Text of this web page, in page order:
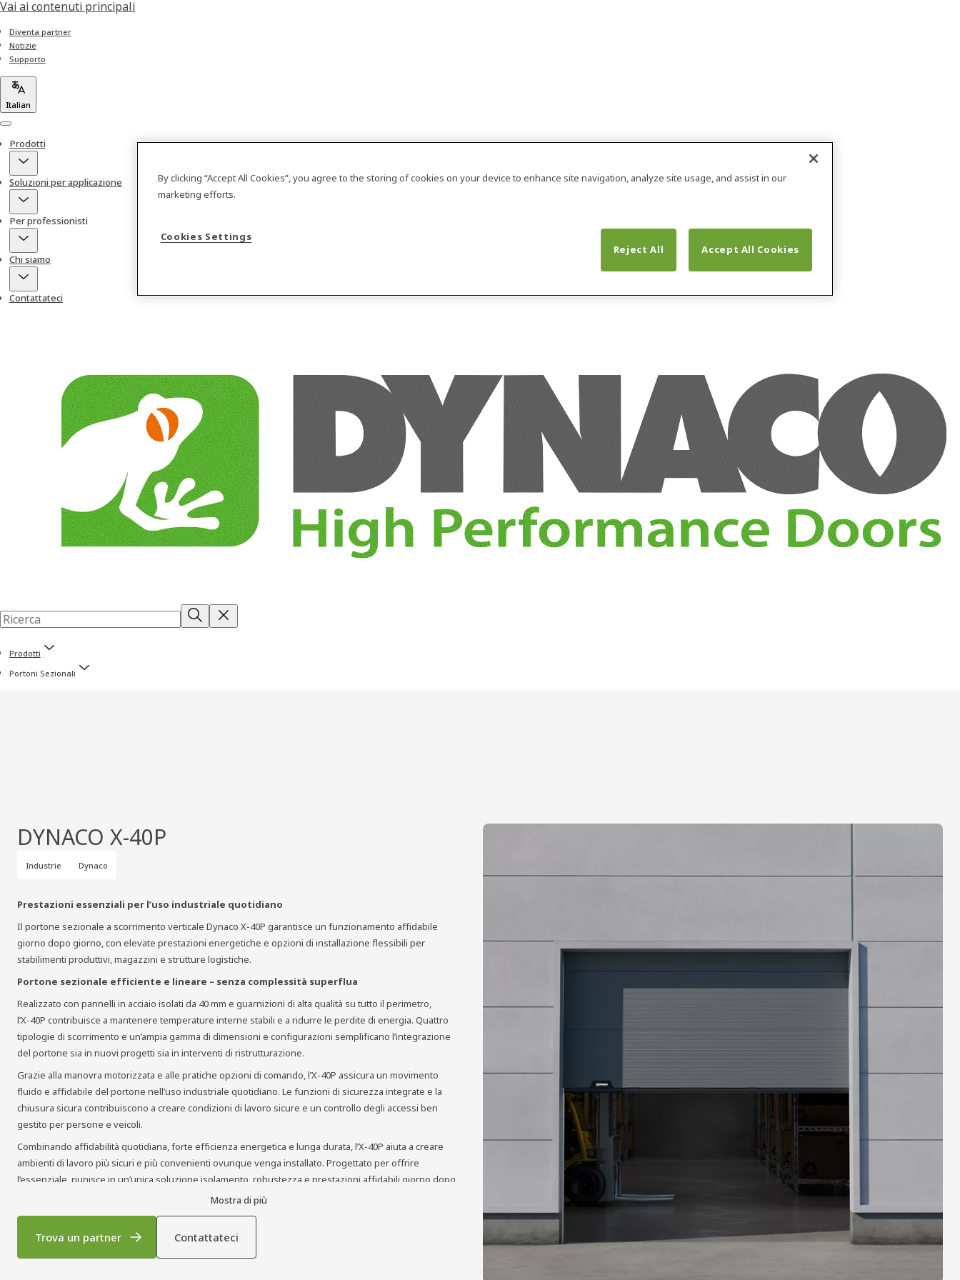
Vai ai contenuti principali
Diventa partner
Notizie
Supporto
Italian
Menu
Prodotti
Soluzioni per applicazione
Per professionisti
Chi siamo
Contattateci
Prodotti
Portoni Sezionali
DYNACO X‑40P
Industrie Dynaco
Prestazioni essenziali per l’uso industriale quotidiano
Il portone sezionale a scorrimento verticale Dynaco X‑40P garantisce un funzionamento affidabile
giorno dopo giorno, con elevate prestazioni energetiche e opzioni di installazione flessibili per
stabilimenti produttivi, magazzini e strutture logistiche.
Portone sezionale efficiente e lineare – senza complessità superflua
Realizzato con pannelli in acciaio isolati da 40 mm e guarnizioni di alta qualità su tutto il perimetro,
l’X‑40P contribuisce a mantenere temperature interne stabili e a ridurre le perdite di energia. Quattro
tipologie di scorrimento e un’ampia gamma di dimensioni e configurazioni semplificano l’integrazione
del portone sia in nuovi progetti sia in interventi di ristrutturazione.
Grazie alla manovra motorizzata e alle pratiche opzioni di comando, l’X‑40P assicura un movimento
fluido e affidabile del portone nell’uso industriale quotidiano. Le funzioni di sicurezza integrate e la
chiusura sicura contribuiscono a creare condizioni di lavoro sicure e un controllo degli accessi ben
gestito per persone e veicoli.
Combinando affidabilità quotidiana, forte efficienza energetica e lunga durata, l’X‑40P aiuta a creare
ambienti di lavoro più sicuri e più convenienti ovunque venga installato. Progettato per offrire
l’essenziale, riunisce in un’unica soluzione isolamento, robustezza e prestazioni affidabili giorno dopo
Mostra di più
Trova un partner Contattateci
By clicking “Accept All Cookies”, you agree to the storing of cookies on your device to enhance site navigation, analyze site usage, and assist in our
marketing efforts.
Cookies Settings
Reject All
Accept All Cookies